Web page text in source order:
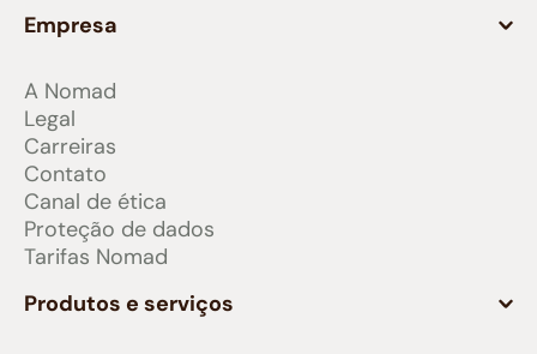
Empresa
A Nomad
Legal
Carreiras
Contato
Canal de ética
Proteção de dados
Tarifas Nomad
Produtos e serviços